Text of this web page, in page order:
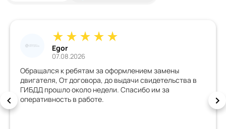
Egor
07.08.2026
Обращался к ребятам за оформлением замены
двигателя, От договора, до выдачи свидетельства в
ГИБДД прошло около недели. Спасибо им за
оперативность в работе.